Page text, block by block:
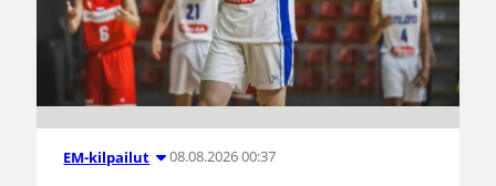
EM-kilpailut 08.08.2026 00:37